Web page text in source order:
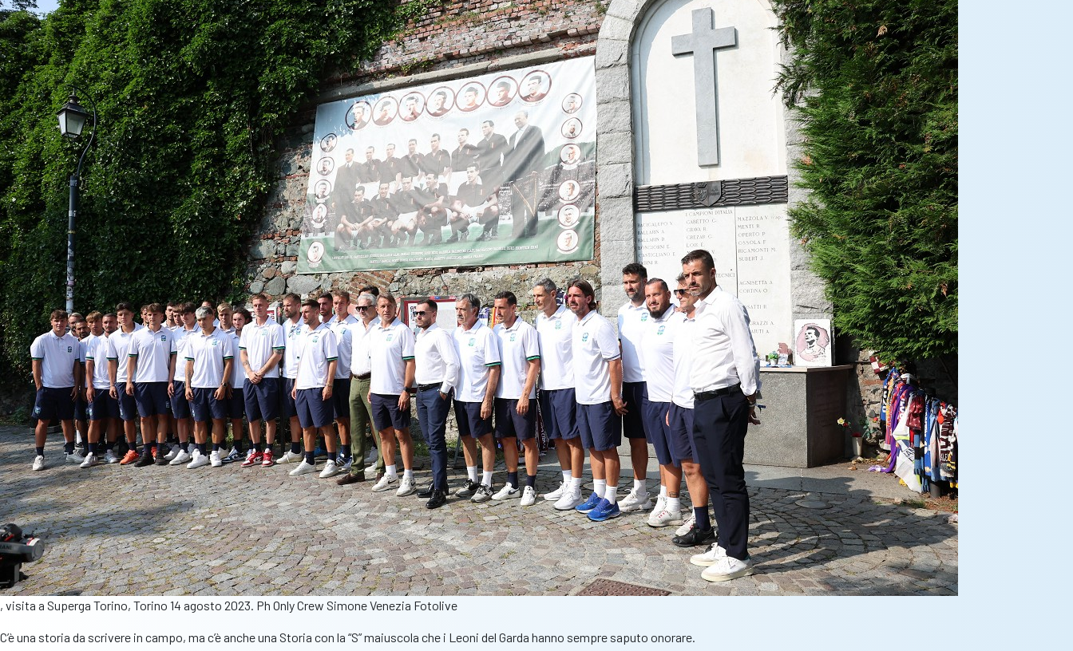
, visita a Superga Torino, Torino 14 agosto 2023. Ph Only Crew Simone Venezia Fotolive
C’è una storia da scrivere in campo, ma c’è anche una Storia con la “S” maiuscola che i Leoni del Garda hanno sempre saputo onorare.